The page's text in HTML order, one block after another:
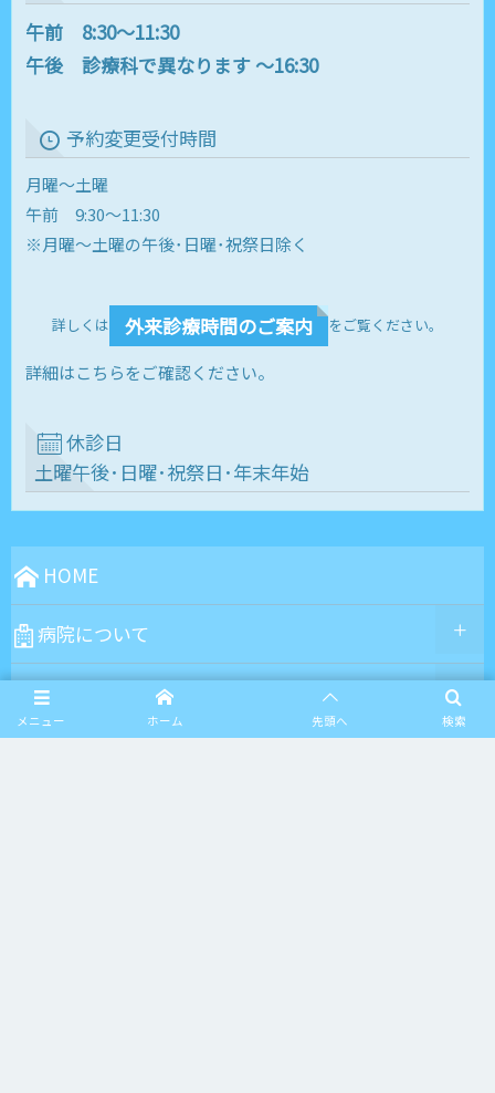
午前 8:30～11:30
午後 診療科で異なります ～16:30
予約変更受付時間
月曜～土曜
午前 9:30～11:30
※月曜～土曜の午後･日曜･祝祭日除く
詳しくは 外来診療時間のご案内 をご覧ください。
詳細はこちらをご確認ください。
休診日
土曜午後･日曜･祝祭日･年末年始
HOME
病院について
外来受診のご案内
メニュー 検索
ホーム 先頭へ